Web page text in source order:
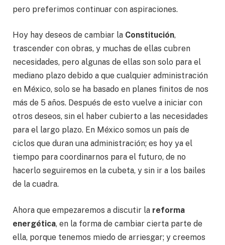
pero preferimos continuar con aspiraciones.
Hoy hay deseos de cambiar la Constitución,
trascender con obras, y muchas de ellas cubren
necesidades, pero algunas de ellas son solo para el
mediano plazo debido a que cualquier administración
en México, solo se ha basado en planes finitos de nos
más de 5 años. Después de esto vuelve a iniciar con
otros deseos, sin el haber cubierto a las necesidades
para el largo plazo. En México somos un país de
ciclos que duran una administración; es hoy ya el
tiempo para coordinarnos para el futuro, de no
hacerlo seguiremos en la cubeta, y sin ir a los bailes
de la cuadra.
Ahora que empezaremos a discutir la reforma
energética, en la forma de cambiar cierta parte de
ella, porque tenemos miedo de arriesgar; y creemos